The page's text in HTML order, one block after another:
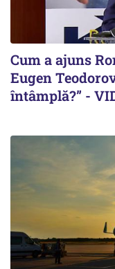
Cum a ajuns
Eugen
întâmplă?” -